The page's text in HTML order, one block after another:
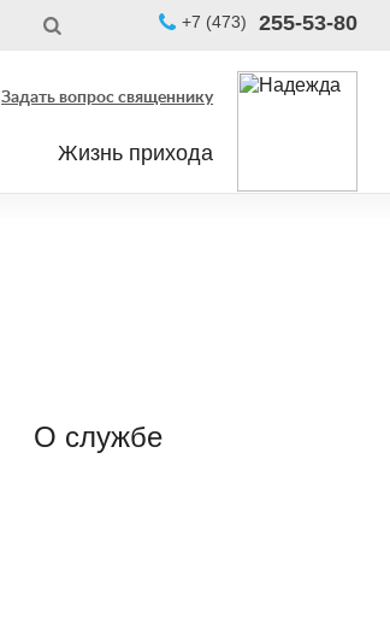
+7 (473) 255-53-80
Задать вопрос священнику
Жизнь прихода
О службе